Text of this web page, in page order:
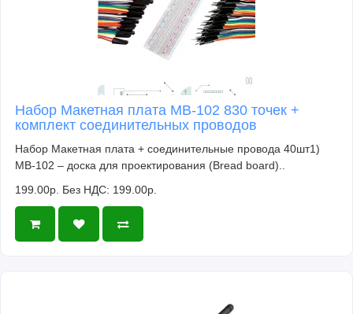
Набор Макетная плата MB-102 830 точек +
комплект соединительных проводов
Набор Макетная плата + соединительные провода 40шт1)
MB-102 – доска для проектирования (Bread board)..
199.00р. Без НДС: 199.00р.